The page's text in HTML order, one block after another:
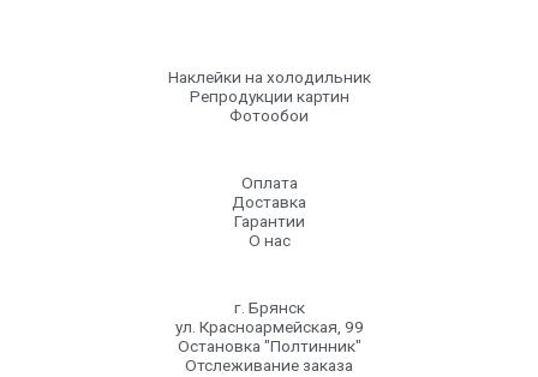
Наклейки на холодильник
Репродукции картин
Фотообои
Оплата
Доставка
Гарантии
О нас
г. Брянск
ул. Красноармейская, 99
Остановка "Полтинник"
Отслеживание заказа